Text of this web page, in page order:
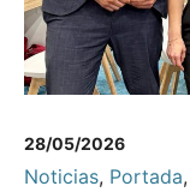
28/05/2026
Noticias, Portada,